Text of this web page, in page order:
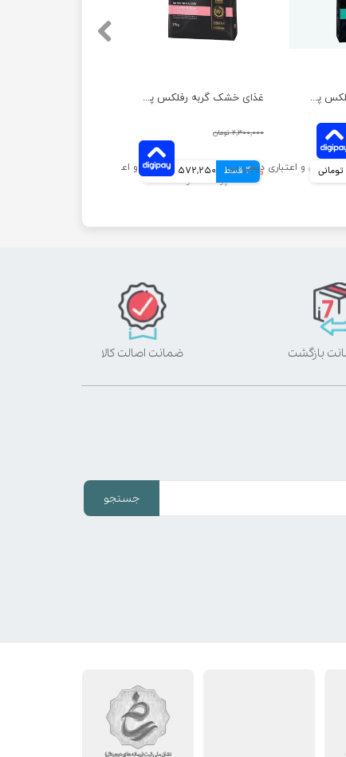
غذای خشک گربه رفلکس پلاس مدل مادر و نوزاد وزن 1.5 کیلوگرم
۲,۳۰۰,۰۰۰ تومان
۲,۲۸۹,۰۰۰ تومان
4 قسط 572,250 تومانی
غذای خشک گربه رفلکس پلاس مدل عقیم شده با طعم مرغ وزن 1 کیلوگرم
ضمانت اصالت کالا
جستجو